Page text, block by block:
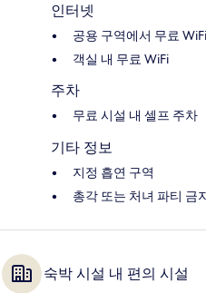
인터넷
공용 구역에서 무료
객실 내 무료 WiFi
주차
무료 시설 내 셀프 주차
기타 정보
지정 흡연 구역
총각 또는 처녀 파티 금
숙박 시설 내 편의 시설